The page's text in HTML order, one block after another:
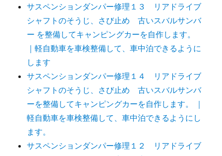
サスペンションダンパー修理１３ リアドライブ
シャフトのそうじ、さび止め 古いスバルサンバ
ー を整備してキャンピングカーを自作します。
｜軽自動車を車検整備して、車中泊できるように
します
サスペンションダンパー修理１４ リアドライブ
シャフトのそうじ、さび止め 古いスバルサンバ
ーを整備してキャンピングカーを自作します。 ｜
軽自動車を車検整備して、車中泊できるようにし
ます。
サスペンションダンパー修理１２ リアドライブ